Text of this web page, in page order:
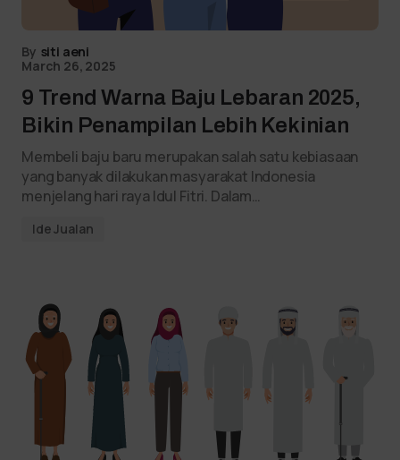
By siti aeni
March 26, 2025
9 Trend Warna Baju Lebaran 2025,
Bikin Penampilan Lebih Kekinian
Membeli baju baru merupakan salah satu kebiasaan
yang banyak dilakukan masyarakat Indonesia
menjelang hari raya Idul Fitri. Dalam…
Ide Jualan